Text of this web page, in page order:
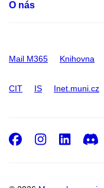
O nás
Mail M365 Knihovna
CIT IS Inet.muni.cz
Facebook